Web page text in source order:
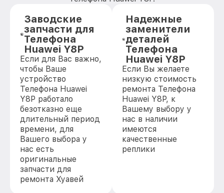
Заводские
запчасти для
Телефона
Huawei Y8P
Если для Вас важно,
чтобы Ваше
устройство
Телефона Huawei
Y8P работало
безотказно еще
длительный период
времени, для
Вашего выбора у
нас есть
оригинальные
запчасти для
ремонта Хуавей
Надежные
заменители
деталей
Телефона
Huawei Y8P
Если Вы желаете
низкую стоимость
ремонта Телефона
Huawei Y8P, к
Вашему выбору у
нас в наличии
имеются
качественные
реплики